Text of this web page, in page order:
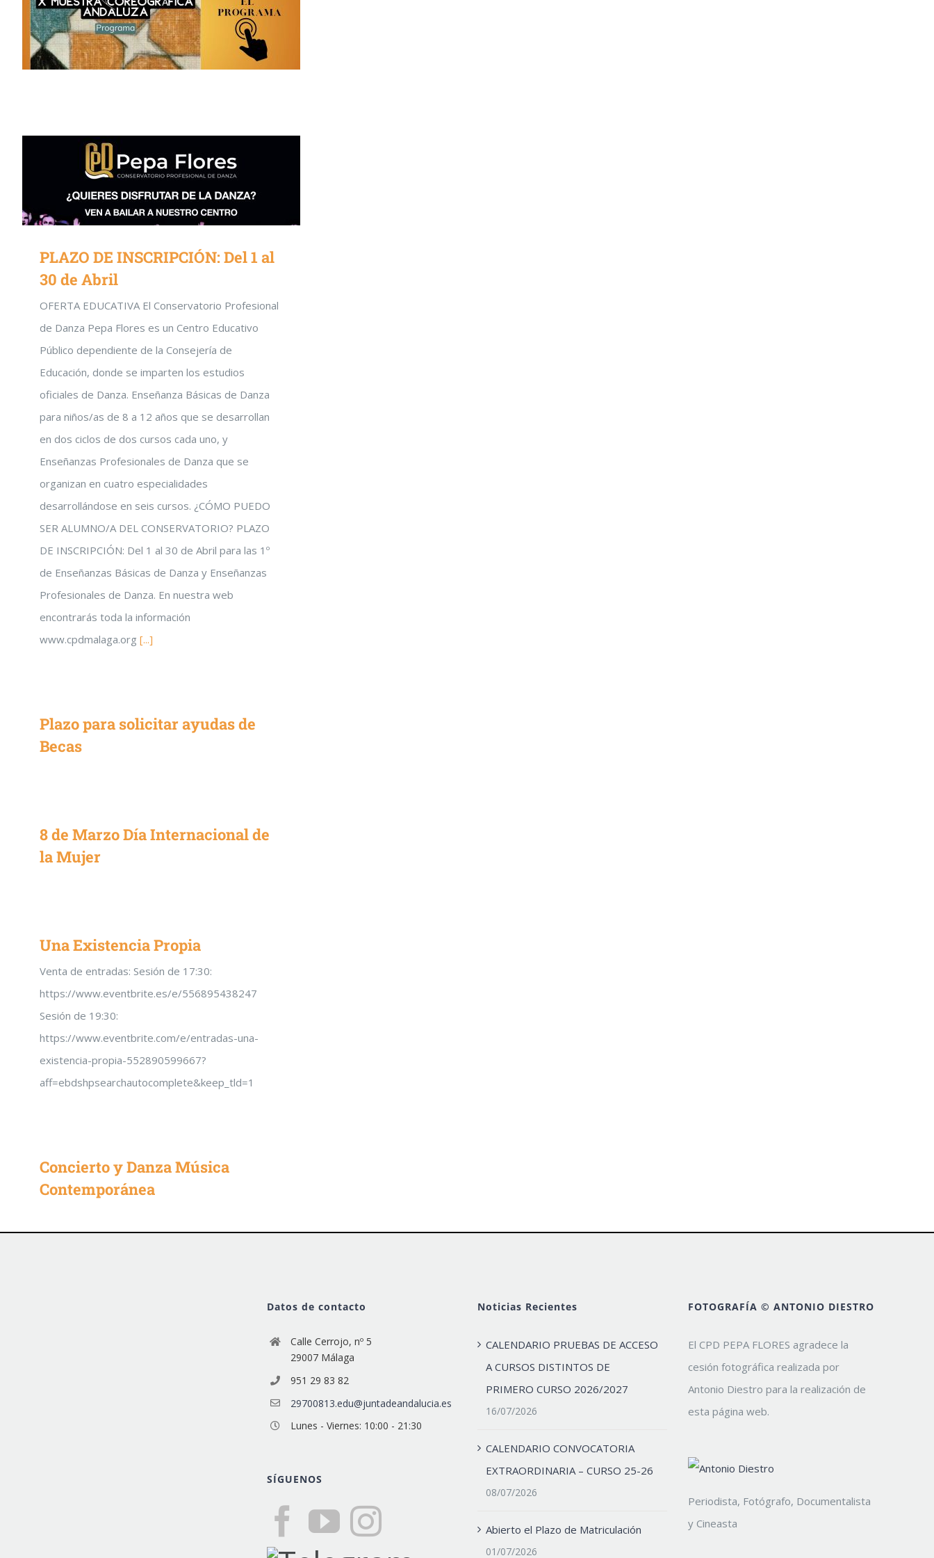
PLAZO DE INSCRIPCIÓN: Del 1 al
30 de Abril
OFERTA EDUCATIVA El Conservatorio Profesional
de Danza Pepa Flores es un Centro Educativo
Público dependiente de la Consejería de
Educación, donde se imparten los estudios
oficiales de Danza. Enseñanza Básicas de Danza
para niños/as de 8 a 12 años que se desarrollan
en dos ciclos de dos cursos cada uno, y
Enseñanzas Profesionales de Danza que se
organizan en cuatro especialidades
desarrollándose en seis cursos. ¿CÓMO PUEDO
SER ALUMNO/A DEL CONSERVATORIO? PLAZO
DE INSCRIPCIÓN: Del 1 al 30 de Abril para las 1º
de Enseñanzas Básicas de Danza y Enseñanzas
Profesionales de Danza. En nuestra web
encontrarás toda la información
www.cpdmalaga.org [...]
Plazo para solicitar ayudas de
Becas
8 de Marzo Día Internacional de
la Mujer
Una Existencia Propia
Venta de entradas: Sesión de 17:30:
https://www.eventbrite.es/e/556895438247
Sesión de 19:30:
https://www.eventbrite.com/e/entradas-una-
existencia-propia-552890599667?
aff=ebdshpsearchautocomplete&keep_tld=1
Concierto y Danza Música
Contemporánea
Datos de contacto
Calle Cerrojo, nº 5
29007 Málaga
951 29 83 82
29700813.edu@juntadeandalucia.es
Lunes - Viernes: 10:00 - 21:30
SÍGUENOS
Noticias Recientes
CALENDARIO PRUEBAS DE ACCESO
A CURSOS DISTINTOS DE
PRIMERO CURSO 2026/2027
16/07/2026
CALENDARIO CONVOCATORIA
EXTRAORDINARIA – CURSO 25-26
08/07/2026
Abierto el Plazo de Matriculación
01/07/2026
FOTOGRAFÍA © ANTONIO DIESTRO
El CPD PEPA FLORES agradece la
cesión fotográfica realizada por
Antonio Diestro para la realización de
esta página web.
Periodista, Fotógrafo, Documentalista
y Cineasta